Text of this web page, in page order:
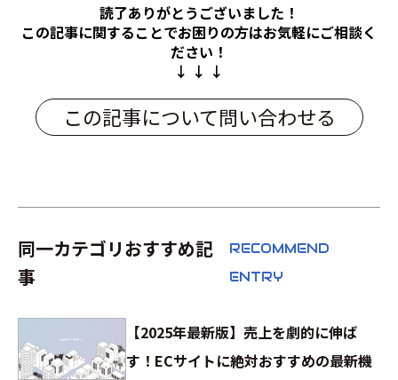
読了ありがとうございました！
この記事に関することでお困りの方はお気軽にご相談く
ださい！
↓ ↓ ↓
この記事について問い合わせる
同一カテゴリおすすめ記
事
RECOMMEND
ENTRY
【2025年最新版】売上を劇的に伸ば
す！ECサイトに絶対おすすめの最新機